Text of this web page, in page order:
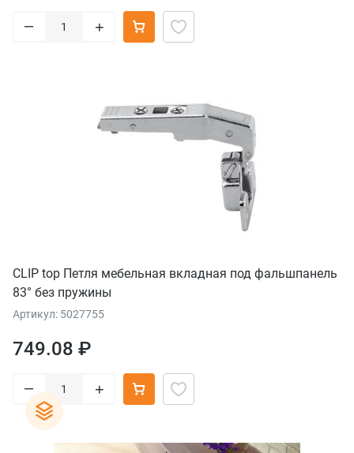
– +
CLIP top Петля мебельная вкладная под фальшпанель
83° без пружины
Артикул: 5027755
749.08 ₽
– +